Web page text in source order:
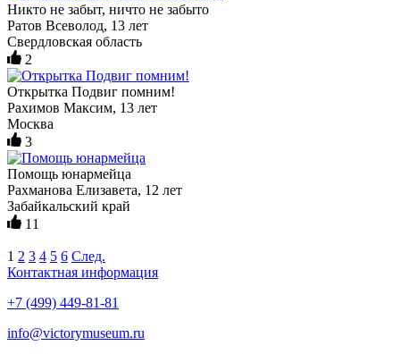
Никто не забыт, ничто не забыто
Ратов Всеволод, 13 лет
Свердловская область
2
Открытка Подвиг помним!
Рахимов Максим, 13 лет
Москва
3
Помощь юнармейца
Рахманова Елизавета, 12 лет
Забайкальский край
11
1 2 3 4 5 6 След.
Контактная информация
+7 (499) 449-81-81
info@victorymuseum.ru